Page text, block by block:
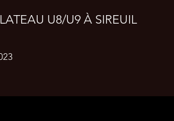
U8/U9 À SIREUIL